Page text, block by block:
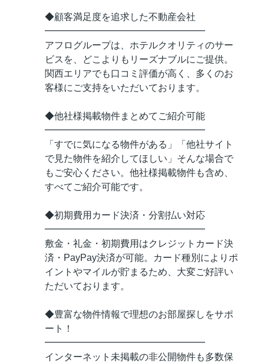
◆顧客満足度を追求した不動産会社
━━━━━━━━━━━━━━━━━
アフログループは、ホテルクオリティのサー
ビスを、どこよりもリーズナブルにご提供。
関西エリアでも口コミ評価が高く、多くのお
客様にご支持をいただいております。
◆他社様掲載物件まとめてご紹介可能
━━━━━━━━━━━━━━━━━
「すでに気になる物件がある」「他社サイト
で見た物件を紹介してほしい」そんな場合で
もご安心ください。他社様掲載物件も含め、
すべてご紹介可能です。
◆初期費用カード決済・分割払い対応
━━━━━━━━━━━━━━━━━
敷金・礼金・初期費用はクレジットカード決
済・PayPay決済が可能。カード種別によりポ
イントやマイルが貯まるため、大変ご好評い
ただいております。
◆豊富な物件情報で理想のお部屋探しをサポ
ート！
━━━━━━━━━━━━━━━━━
インターネット未掲載の非公開物件も多数保